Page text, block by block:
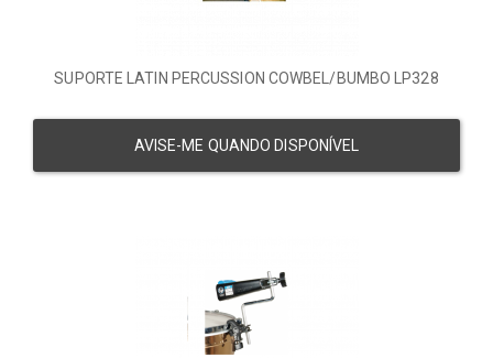
SUPORTE LATIN PERCUSSION COWBEL/BUMBO LP328
AVISE-ME QUANDO DISPONÍVEL